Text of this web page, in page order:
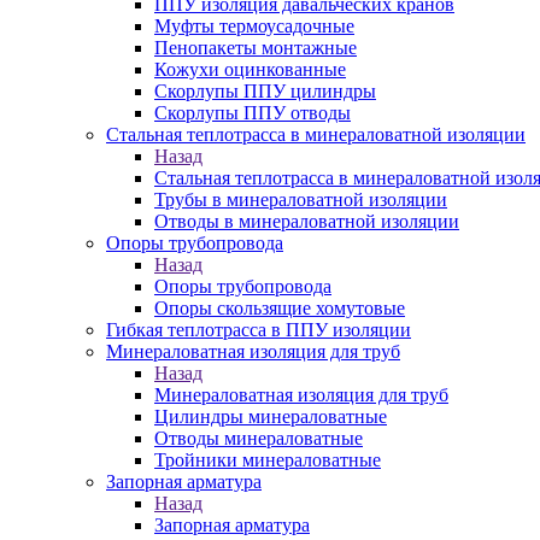
ППУ изоляция давальческих кранов
Муфты термоусадочные
Пенопакеты монтажные
Кожухи оцинкованные
Скорлупы ППУ цилиндры
Скорлупы ППУ отводы
Стальная теплотрасса в минераловатной изоляции
Назад
Стальная теплотрасса в минераловатной
Трубы в минераловатной изоляции
Отводы в минераловатной изоляции
Опоры трубопровода
Назад
Опоры трубопровода
Опоры скользящие хомутовые
Гибкая теплотрасса в ППУ изоляции
Минераловатная изоляция для труб
Назад
Минераловатная изоляция для труб
Цилиндры минераловатные
Отводы минераловатные
Тройники минераловатные
Запорная арматура
Назад
Запорная арматура